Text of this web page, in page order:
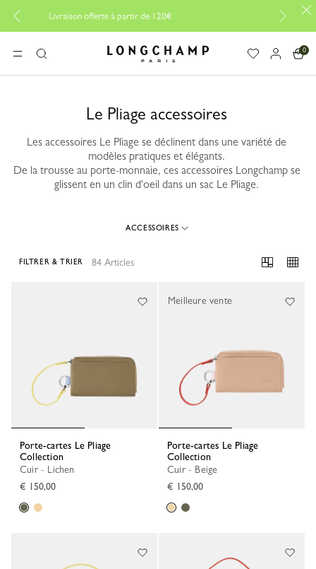
Livraison offerte à partir de 120€
MENURechercher Longchamp - Accueil
0
Le Pliage accessoires
Les accessoires Le Pliage se déclinent dans une variété de
modèles pratiques et élégants.
De la trousse au porte-monnaie, ces accessoires Longchamp se
glissent en un clin d'oeil dans un sac Le Pliage.
ACCESSOIRES
84 Articles
FILTRER & TRIER
Porte-cartes Le Pliage
Collection
Cuir - Lichen
€ 150,00
Porte-cartes Le Pliage
Collection
Cuir - Beige
€ 150,00
Meilleure vente